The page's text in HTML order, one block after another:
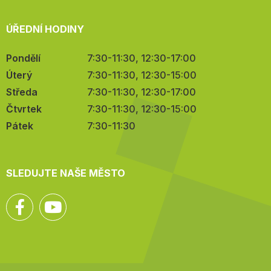
ÚŘEDNÍ HODINY
Pondělí
7:30-11:30, 12:30-17:00
Úterý
7:30-11:30, 12:30-15:00
Středa
7:30-11:30, 12:30-17:00
Čtvrtek
7:30-11:30, 12:30-15:00
Pátek
7:30-11:30
SLEDUJTE NAŠE MĚSTO
Facebook